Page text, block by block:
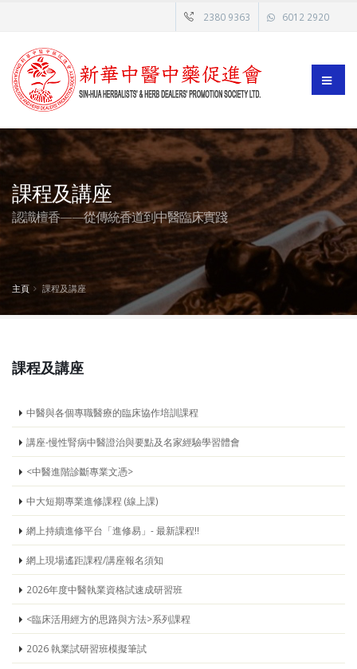
2380 9363 6012 2920
課程及講座
認識檀香——從傳統香道到中醫臨床實踐
主頁 課程及講座
課程及講座
中醫與各個專職醫療的臨床協作培訓課程
講座-慢性腎病中醫證治與要點及名家經驗學習體會
<中醫進階診斷專業文憑>
中大短期專業進修課程 (線上課)
網上持續進修平台「進修易」- 最新課程!!
網上現場遙距課程/講座報名須知
2026年度中醫執業資格試速成研習班
<臨床活用經方的思路與方法>系列課程
2026 執業試研習班模擬筆試